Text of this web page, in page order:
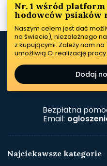
Nr. 1 wśród
hodowców psiaków
Naszym celem jest dać
na świecie), niezależnego
z kupującymi. Zależy nam
umożliwią Ci realizację
Dodaj
Bezpłatna
Email:
Najciekawsze kategorie